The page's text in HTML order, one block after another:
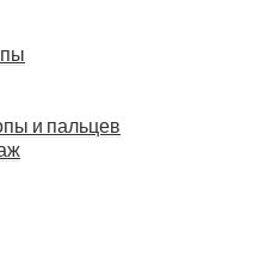
и пальцев